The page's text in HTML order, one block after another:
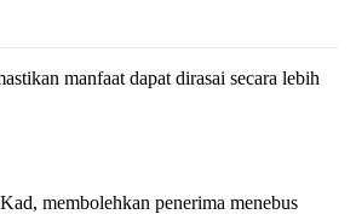
manfaat dapat dirasai secara lebih
membolehkan penerima menebus